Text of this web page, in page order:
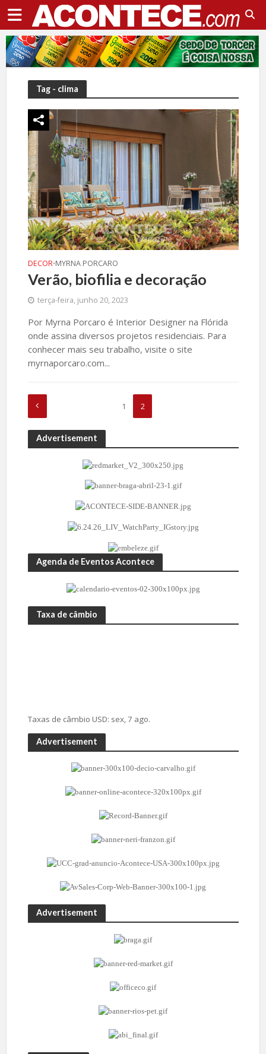
Tag - clima
DECOR•MYRNA PORCARO
Verão, biofilia e decoração
terça-feira, junho 20, 2023
Por Myrna Porcaro é Interior Designer na Flórida
onde assina diversos projetos residenciais. Para
conhecer mais seu trabalho, visite o site
myrnaporcaro.com...
1 2
Advertisement
Agenda de Eventos Acontece
Taxa de câmbio
Taxas de câmbio USD: sex, 7 ago.
Advertisement
Advertisement